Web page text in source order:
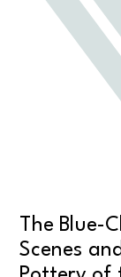
The Blue-
Scenes